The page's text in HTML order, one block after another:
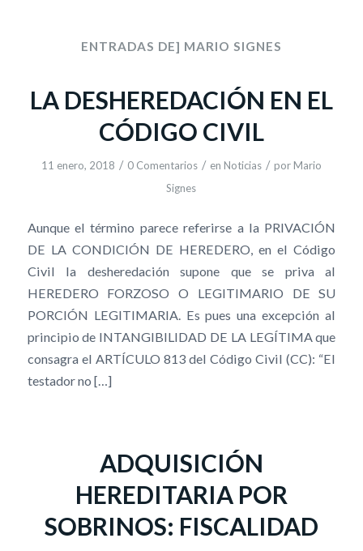
ENTRADAS DE] MARIO SIGNES
LA DESHEREDACIÓN EN EL
CÓDIGO CIVIL
11 enero, 2018 / 0 Comentarios / en Noticias / por Mario
Signes
Aunque el término parece referirse a la PRIVACIÓN
DE LA CONDICIÓN DE HEREDERO, en el Código
Civil la desheredación supone que se priva al
HEREDERO FORZOSO O LEGITIMARIO DE SU
PORCIÓN LEGITIMARIA. Es pues una excepción al
principio de INTANGIBILIDAD DE LA LEGÍTIMA que
consagra el ARTÍCULO 813 del Código Civil (CC): “El
testador no […]
ADQUISICIÓN
HEREDITARIA POR
SOBRINOS: FISCALIDAD